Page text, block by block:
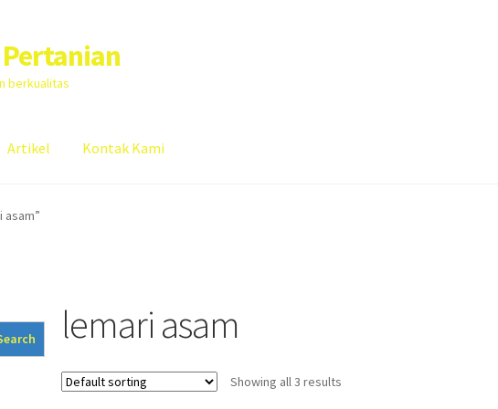
berkualitas
Artikel Kontak Kami
Kami
lemari asam
Showing all 3 results